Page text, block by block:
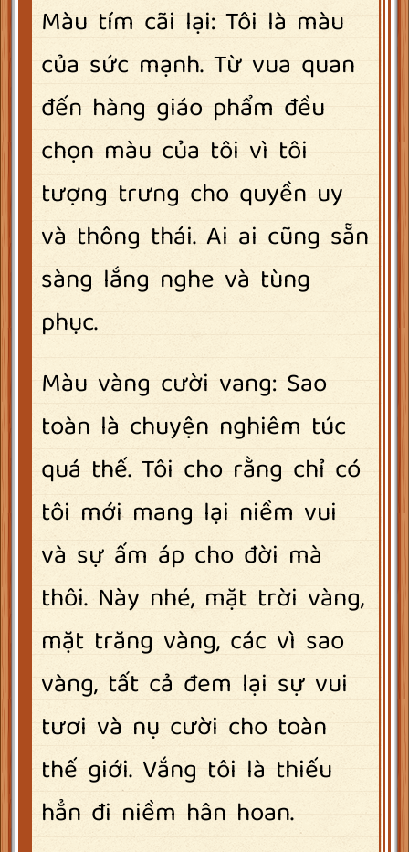
Màu tím cãi lại: Tôi là màu
của sức mạnh. Từ vua quan
đến hàng giáo phẩm đều
chọn màu của tôi vì tôi
tượng trưng cho quyền uy
và thông thái. Ai ai cũng sẵn
sàng lắng nghe và tùng
phục.
Màu vàng cười vang: Sao
toàn là chuyện nghiêm túc
quá thế. Tôi cho rằng chỉ có
tôi mới mang lại niềm vui
và sự ấm áp cho đời mà
thôi. Này nhé, mặt trời vàng,
mặt trăng vàng, các vì sao
vàng, tất cả đem lại sự vui
tươi và nụ cười cho toàn
thế giới. Vắng tôi là thiếu
hẳn đi niềm hân hoan.